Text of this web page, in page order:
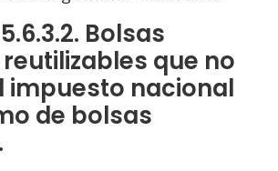
Bolsas
que no
impuesto nacional
de bolsas